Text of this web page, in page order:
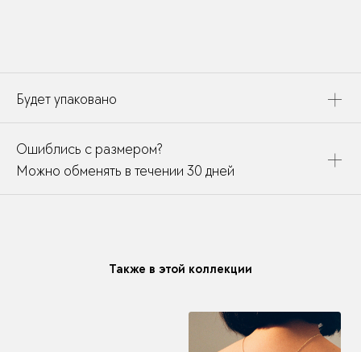
Будет упаковано
дополнено открыткой, паспортом украшения и
собрано в подарочный пакет
Ошиблись с размером?
Можно обменять в течении 30 дней
Также в этой коллекции